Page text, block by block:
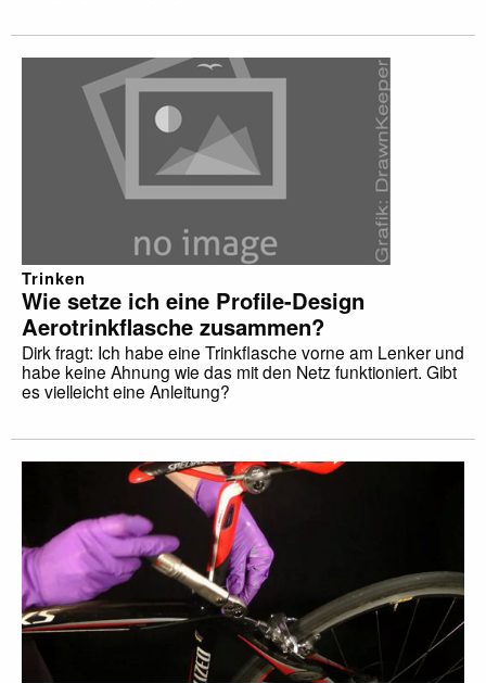
Trinken
Wie setze ich eine Profile-Design
Aerotrinkflasche zusammen?
Dirk fragt: Ich habe eine Trinkflasche vorne am Lenker und
habe keine Ahnung wie das mit den Netz funktioniert. Gibt
es vielleicht eine Anleitung?